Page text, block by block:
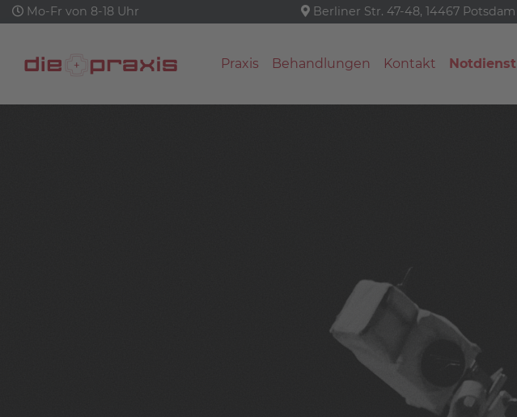
Mo-Fr von 8-18 Uhr Berliner Str. 47-48, 14467 Potsdam
Praxis Behandlungen Kontakt Notdienst